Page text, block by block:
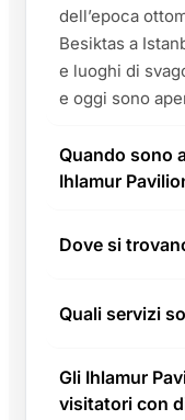
dell’epoca
Besiktas a
e luoghi di
e oggi sono
Quando sono
Ihlamur
Dove si
Quali servizi
Gli Ihlamur
visitatori con